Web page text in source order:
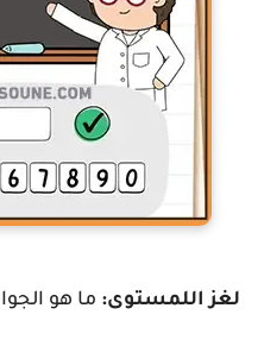
لغز اللمستوى: ما هو